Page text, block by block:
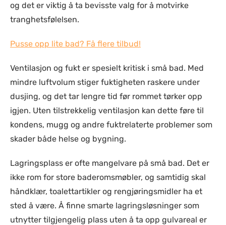
og det er viktig å ta bevisste valg for å motvirke
tranghetsfølelsen.
Pusse opp lite bad? Få flere tilbud!
Ventilasjon og fukt er spesielt kritisk i små bad. Med
mindre luftvolum stiger fuktigheten raskere under
dusjing, og det tar lengre tid før rommet tørker opp
igjen. Uten tilstrekkelig ventilasjon kan dette føre til
kondens, mugg og andre fuktrelaterte problemer som
skader både helse og bygning.
Lagringsplass er ofte mangelvare på små bad. Det er
ikke rom for store baderomsmøbler, og samtidig skal
håndklær, toalettartikler og rengjøringsmidler ha et
sted å være. Å finne smarte lagringsløsninger som
utnytter tilgjengelig plass uten å ta opp gulvareal er